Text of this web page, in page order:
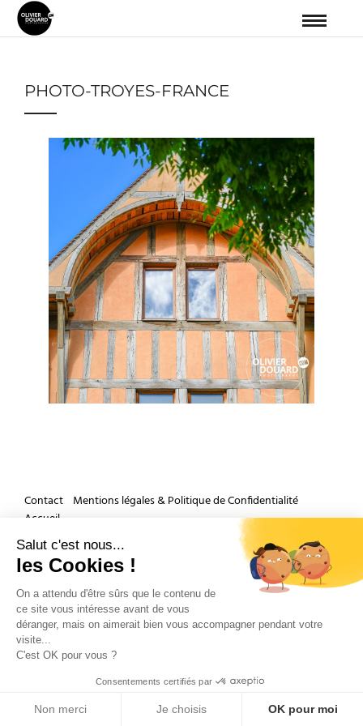
Salut c'est nous...
les Cookies !
On a attendu d'être sûrs que le contenu de
ce site vous intéresse avant de vous
déranger, mais on aimerait bien vous accompagner pendant votre
visite...
C'est OK pour vous ?
Consentements certifiés par
Non merci Je choisis OK pour moi
PHOTO-TROYES-FRANCE
Contact Mentions légales & Politique de Confidentialité
Accueil
Et si nous parlions de votre mariage ?
Copyright 2026 by Olivier Douard Photographe de mariage - Tous droits réservés